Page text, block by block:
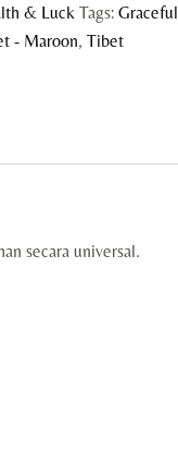
& Luck Tags:Graceful
- Maroon,Tibet
secara universal.